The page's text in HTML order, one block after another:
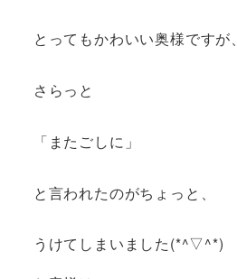
とってもかわいい奥様ですが、
さらっと
「またごしに」
と言われたのがちょっと、
うけてしまいました(*^▽^*)